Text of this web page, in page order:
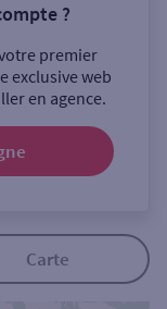
?
premier
exclusive web
en agence.
Carte